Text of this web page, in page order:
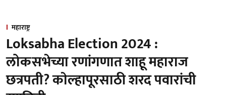
महाराष्ट्र
Loksabha Election 2024 :
लोकसभेच्या रणांगणात शाहू महाराज
छत्रपती? काेल्हापूरसाठी शरद पवारांची